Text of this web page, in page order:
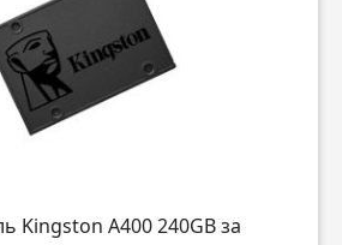
Kingston A400 240GB за